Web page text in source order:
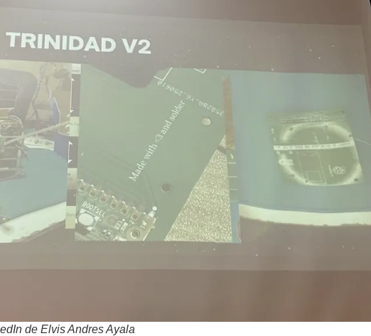
de Elvis Andres Ayala